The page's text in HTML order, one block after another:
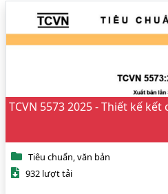
TCVN 5573 2025 - Thiết kế kết
Tiêu chuẩn, văn bản
932 lượt tải